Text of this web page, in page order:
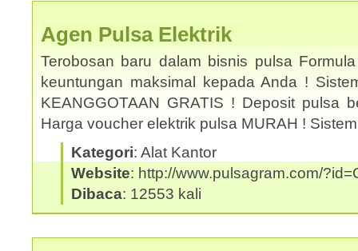
Agen Pulsa Elektrik
Terobosan baru dalam bisnis pulsa
keuntungan maksimal kepada Anda !
KEANGGOTAAN GRATIS ! Deposit pulsa
Harga voucher elektrik pulsa MURAH !
Kategori: Alat Kantor
Website: http://www.pulsagram.com/
Dibaca: 12553 kali